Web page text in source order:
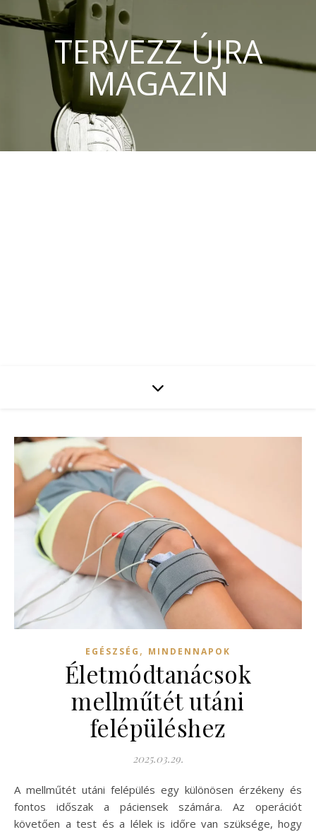
TERVEZZ ÚJRA
MAGAZIN
EGÉSZSÉG , MINDENNAPOK
Életmódtanácsok
mellműtét utáni
felépüléshez
2025.03.29.
A mellműtét utáni felépülés egy különösen érzékeny és
fontos időszak a páciensek számára. Az operációt
követően a test és a lélek is időre van szüksége, hogy